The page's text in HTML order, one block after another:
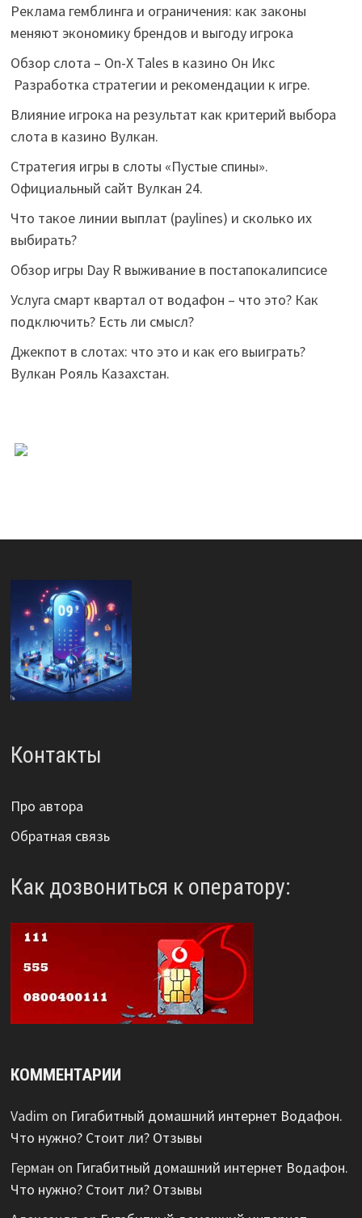
Реклама гемблинга и ограничения: как законы
меняют экономику брендов и выгоду игрока
Обзор слота – On-X Tales в казино Он Икс
Разработка стратегии и рекомендации к игре.
Влияние игрока на результат как критерий выбора
слота в казино Вулкан.
Стратегия игры в слоты «Пустые спины».
Официальный сайт Вулкан 24.
Что такое линии выплат (paylines) и сколько их
выбирать?
Обзор игры Day R выживание в постапокалипсисе
Услуга смарт квартал от водафон – что это? Как
подключить? Есть ли смысл?
Джекпот в слотах: что это и как его выиграть?
Вулкан Рояль Казахстан.
Контакты
Про автора
Обратная связь
Как дозвониться к оператору:
КОММЕНТАРИИ
Vadim on Гигабитный домашний интернет Водафон.
Что нужно? Стоит ли? Отзывы
Герман on Гигабитный домашний интернет Водафон.
Что нужно? Стоит ли? Отзывы